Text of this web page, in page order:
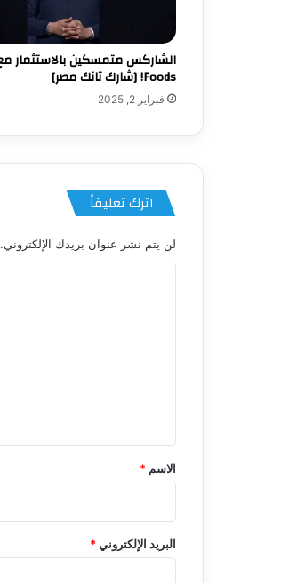
Foods! [شارك تانك مصر]
فبراير 2, 2025
اترك تعليقاً
لن يتم نشر عنوان بريدك الإلكتروني.
*
الاسم *
البريد الإلكتروني*